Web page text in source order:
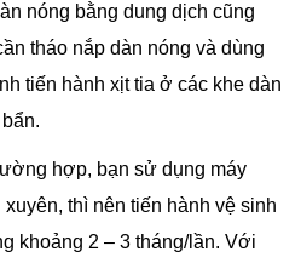
nóng bằng dung dịch cũng
tháo nắp dàn nóng và dùng
tiến hành xịt tia ở các khe dàn
hợp, bạn sử dụng máy
thì nên tiến hành vệ sinh
khoảng 2 – 3 tháng/lần. Với